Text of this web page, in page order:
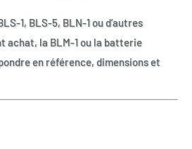
1, BLS-5, BLN-1 ou d’autres
achat, la BLM-1 ou la batterie
en référence, dimensions et